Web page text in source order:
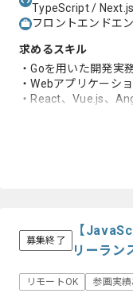
TypeScript / Next.js
フロントエンドエ
求めるスキル
・Goを用いた開発実
・Webアプリケーシ
・React、Vue.js、
募集終了
【
リーラン
リモートOK 参画実績